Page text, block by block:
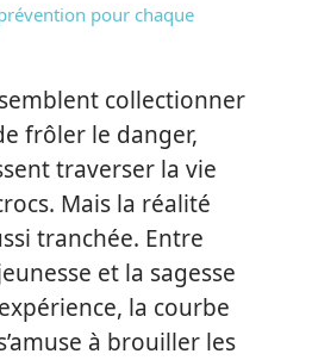
pour chaque
collectionner
frôler le danger,
traverser la vie
Mais la réalité
tranchée. Entre
et la sagesse
la courbe
à brouiller les